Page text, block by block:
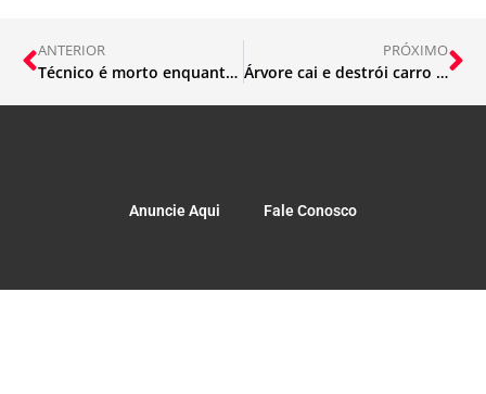
ANTERIOR
Técnico é morto enquanto consertava antena no telhado de casa
PRÓXIMO
Árvore cai e destrói carro estacionado
Anuncie Aqui Fale Conosco